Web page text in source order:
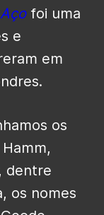
foi uma
e
em
os
dentre
os nomes